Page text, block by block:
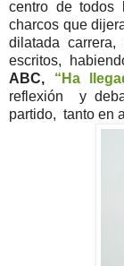
centro de todos
charcos que
dilatada
escritos,
ABC,
“Ha
reflexión y
partido, tanto en